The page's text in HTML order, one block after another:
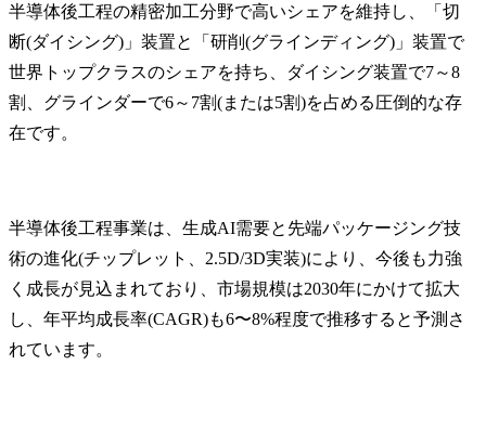
半導体後工程の精密加工分野で高いシェアを維持し、「切
断(ダイシング)」装置と「研削(グラインディング)」装置で
世界トップクラスのシェアを持ち、ダイシング装置で7～8
割、グラインダーで6～7割(または5割)を占める圧倒的な存
在です。
半導体後工程事業は、生成AI需要と先端パッケージング技
術の進化(チップレット、2.5D/3D実装)により、今後も力強
く成長が見込まれており、市場規模は2030年にかけて拡大
し、年平均成長率(CAGR)も6〜8%程度で推移すると予測さ
れています。